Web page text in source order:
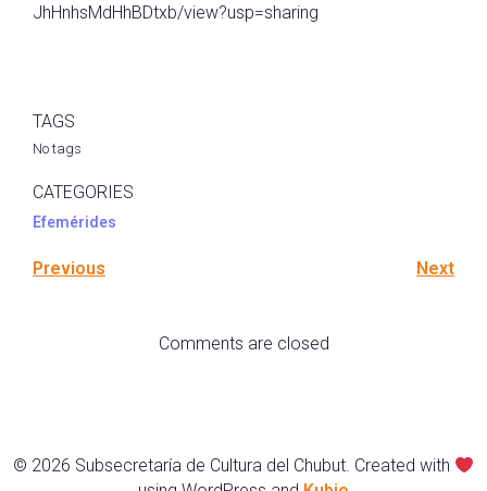
JhHnhsMdHhBDtxb/view?usp=sharing
TAGS
No tags
CATEGORIES
Efemérides
Previous Next
Comments are closed
© 2026 Subsecretaría de Cultura del Chubut. Created with